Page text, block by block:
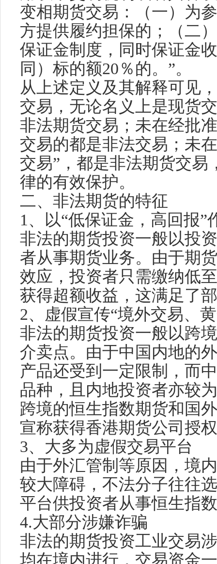
变相期货交易：（一）为
方提供履约担保的；（二
保证金制度，同时保证金
同）标的额20％的。”。
从上述定义及其解释可见
交易，无论名义上是现货
非法期货交易；未在经批
交易的都是非法交易；未
交易”，都是非法期货交
律的有效保护。
二、非法期货的特征
1、以“低保证金，高回报”
非法的期货投资一般以投
者从事期货业务。由于期
效应，投资者只需缴纳低
获得超额收益，这满足了
2、虚假宣传“境外交易、
非法的期货投资一般以跨
介卖点。由于中国内地的
产品还受到一定限制，而
品种，且内地投资者亦较
跨境的恒生指数期货和国
宣称获得香港期货公司授
3、大多为虚假交易平台
由于外汇管制等原因，境
较大障碍，不法分子往往
平台供投资者从事恒生指
4.大部分涉嫌诈骗
非法的期货投资工业交易
均在境内进行，交易资金